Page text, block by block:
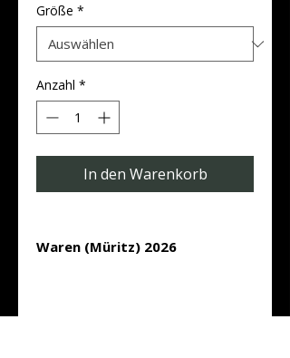
Größe *
Anzahl *
In den Warenkorb
Waren (Müritz) 2026